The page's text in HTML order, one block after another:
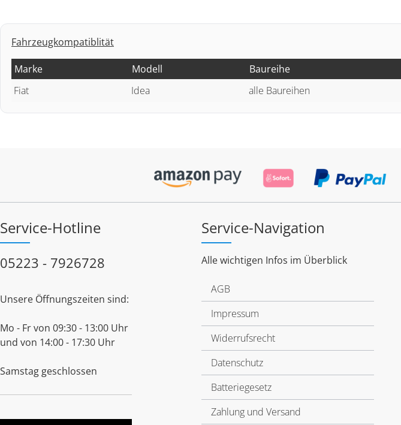
Fahrzeugkompatiblität
Marke Modell Baureihe
Fiat
Idea alle Baureihen
Service-Hotline
05223 - 7926728
Unsere Öffnungszeiten sind:
Mo - Fr von 09:30 - 13:00 Uhr
und von 14:00 - 17:30 Uhr
Samstag geschlossen
Service-Navigation
Alle wichtigen Infos im Überblick
AGB
Impressum
Widerrufsrecht
Datenschutz
Batteriegesetz
Zahlung und Versand